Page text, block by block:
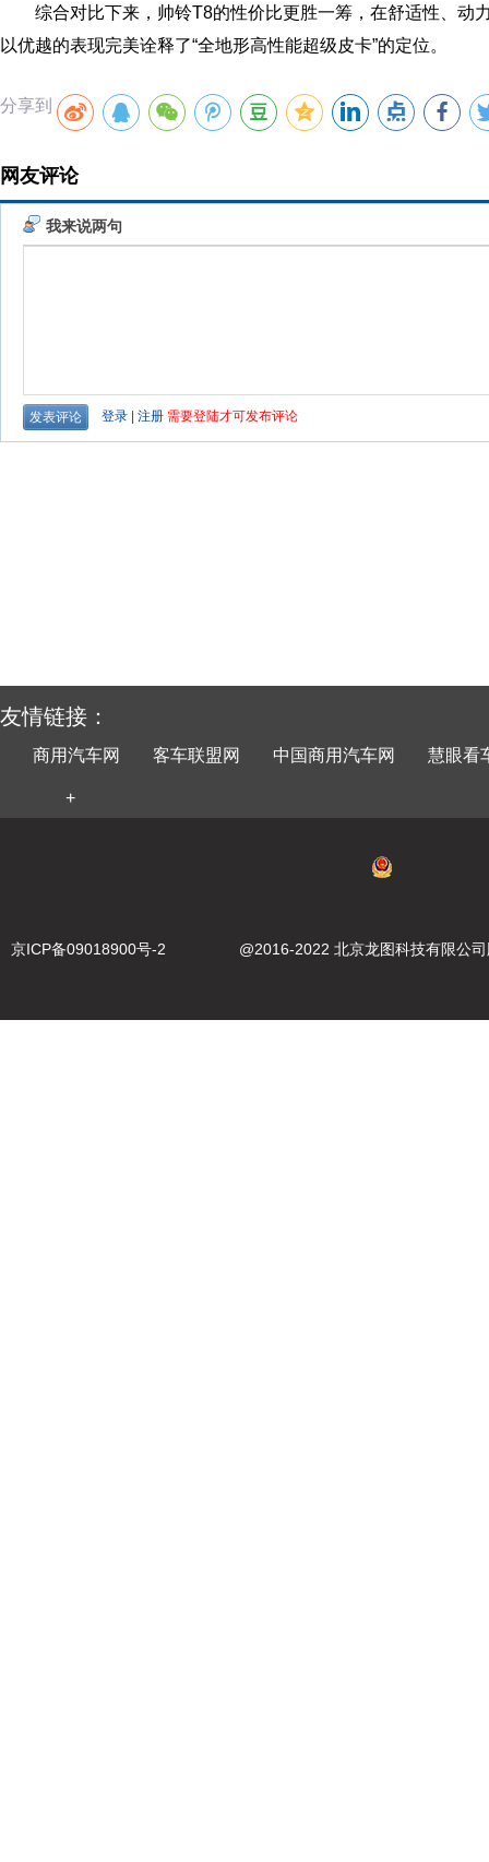
综合对比下来，帅铃T8的性价比更胜一筹，在舒适性、动
以优越的表现完美诠释了“全地形高性能超级皮卡”的定位。
分享到
网友评论
友情链接：
商用汽车网 客车联盟网 中国商用汽车网 慧眼看
+
京ICP备09018900号-2 @2016-2022 北京龙图科技有限公